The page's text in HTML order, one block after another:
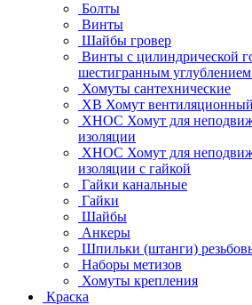
Болты
Винты
Шайбы гровер
Винты с цилиндрической
шестигранным
Хомуты сантехнические
ХВ Хомут вентиляционный
ХНОС Хомут для
изоляции
ХНОС Хомут для
изоляции с гайкой
Гайки канальные
Гайки
Шайбы
Анкеры
Шпильки (штанги)
Наборы метизов
Хомуты крепления
Краска